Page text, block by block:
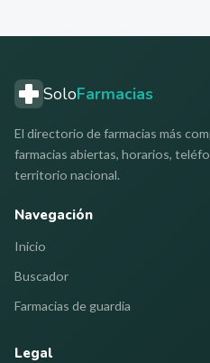
SoloFarmacias
El directorio de farmacias más
farmacias abiertas, horarios,
territorio nacional.
Navegación
Inicio
Buscador
Farmacias de guardia
Legal